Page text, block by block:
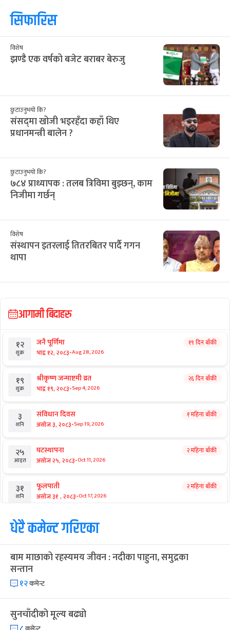
सिफारिस
विशेष
झण्डै एक वर्षको बजेट बराबर बेरुजु
छुटाउनुभयो कि?
संसद्‌मा खोजी भइरहँदा कहाँ थिए
प्रधानमन्त्री बालेन ?
छुटाउनुभयो कि?
७८४ प्राध्यापक : तलब त्रिविमा बुझ्छन्, काम
निजीमा गर्छन्
विशेष
संस्थापन इतरलाई तितरबितर पार्दै गगन
थापा
आगामी बिदाहरु
१२
शुक्र
जनै पूर्णिमा
भाद्र १२, २०८३-Aug 28, 2026
१९ दिन बाँकी
१९
शुक्र
श्रीकृष्ण जन्माष्टमी व्रत
भाद्र १९, २०८३-Sep 4, 2026
२६ दिन बाँकी
३
शनि
संविधान दिवस
असोज ३, २०८३-Sep 19, 2026
१ महिना बाँकी
२५
आइत
घटस्थापना
असोज २५, २०८३-Oct 11, 2026
२ महिना बाँकी
३१
शनि
फूलपाती
असोज ३१ , २०८३-Oct 17, 2026
२ महिना बाँकी
१
आइत
कार्तिक सङ्क्रान्ति
कार्तिक १, २०८३-Oct 18, 2026
३
मंगल
महानवमी २ महिना बाँकी
४
धेरै कमेन्ट गरिएका
बाम माछाको रहस्यमय जीवन : नदीका पाहुना, समुद्रका
सन्तान
१२कमेन्ट
सुनचाँदीको मूल्य बढ्यो